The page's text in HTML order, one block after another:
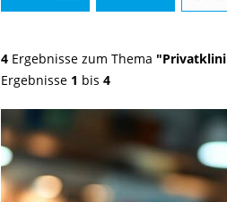
4Ergebnisse zum Thema
Ergebnisse 1 bis 4